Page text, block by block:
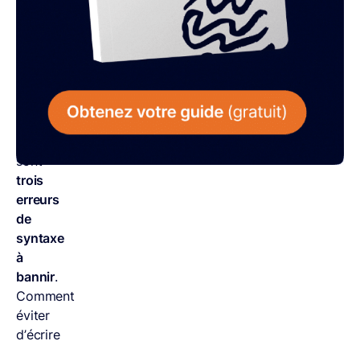
L’anacoluthe,
sont
trois
erreurs
de
syntaxe
à
bannir.
Comment
éviter
d’écrire